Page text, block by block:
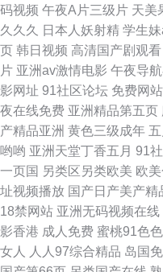
91超碰逼特逼 国产av第1页 人人
网 天天操一区二区 超碰人人爽
排行榜 丁香国产精品 人人影视
码视频 午夜A片三级片 天美
久久久
日本人妖射精 学生
页 韩日视频 高清国产剧观看
片 亚洲av激情电影 午夜导
影网址 91社区论坛 免费网
夜在线免费 亚洲精品第五页
产精品亚洲 黄色三级成年
哟哟 亚洲天堂丁香五月 91
一页国 另类区另类欧美 欧
址视频播放 国产日产美产精
18禁网站 亚洲无码视频在线
影香港 成人免费 蜜桃91色色
女人
人人97综合精品 岛国